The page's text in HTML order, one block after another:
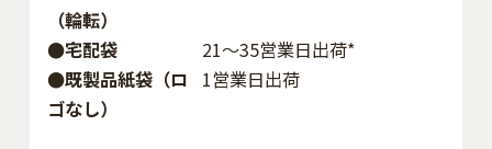
（輪転）
●宅配袋
21～35営業日出荷*
●既製品紙袋（ロ
ゴなし）
1営業日出荷